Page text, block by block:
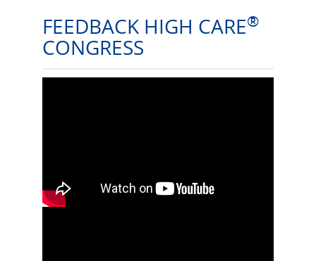
FEEDBACK HIGH CARE®
CONGRESS